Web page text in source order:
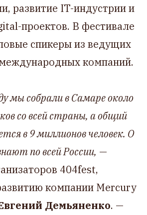
развитие IT-индустрии и
проектов. В фестивале
спикеры из ведущих
компаний.
мы собрали в Самаре около
со всей страны, а общий
в 9 миллионов человек. О
по всей России, —
404fest,
компании Mercury
Демьяненко. —